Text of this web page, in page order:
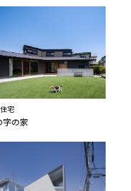
宅
字の家